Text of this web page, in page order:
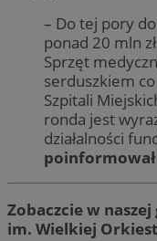
– Do tej pory
ponad 2️0 mln
Sprzęt
serduszkiem
Szpitali
ronda jest
działalności
Zobaczcie w
im. Wielkiej